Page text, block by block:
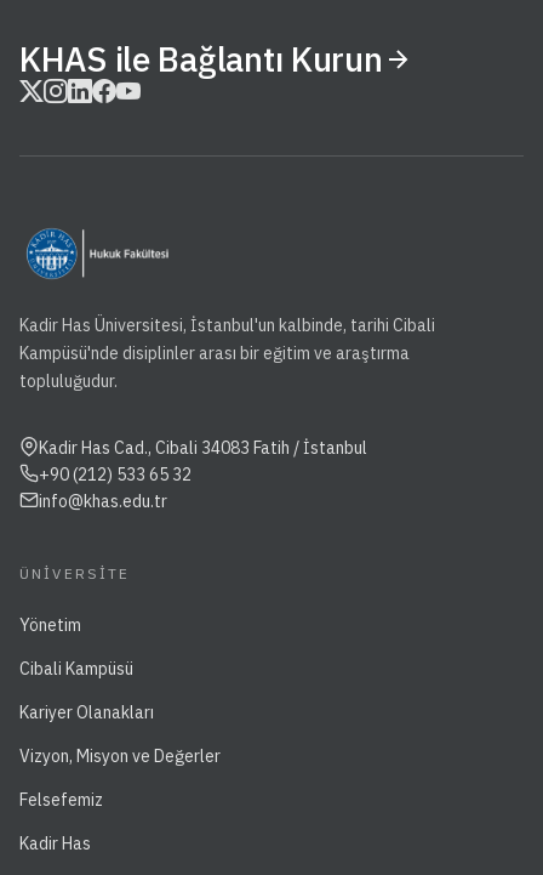
KHAS ile Bağlantı Kurun
Kadir Has Üniversitesi, İstanbul'un kalbinde, tarihi Cibali
Kampüsü'nde disiplinler arası bir eğitim ve araştırma
topluluğudur.
Kadir Has Cad., Cibali 34083 Fatih / İstanbul
+90 (212) 533 65 32
info@khas.edu.tr
ÜNIVERSITE
Yönetim
Cibali Kampüsü
Kariyer Olanakları
Vizyon, Misyon ve Değerler
Felsefemiz
Kadir Has